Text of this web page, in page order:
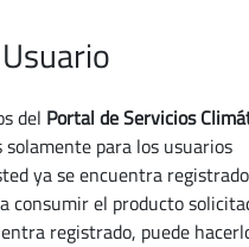
del Portal de Servicios
para los usuarios
ya se encuentra
consumir el producto
registrado, puede